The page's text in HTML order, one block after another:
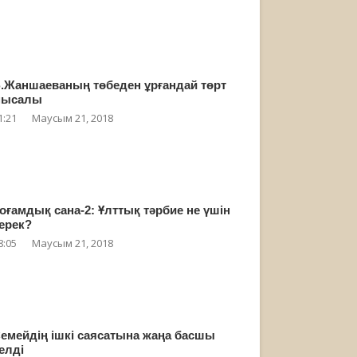
төбеден ұрғандай төрт
Маусым 21, 2018
сана-2: Ұлттық тәрбие не үшін
Маусым 21, 2018
ішкі саясатына жаңа басшы